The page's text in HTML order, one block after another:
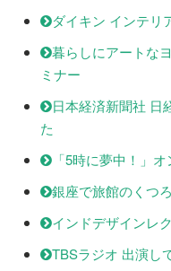
ダイキン インテリ
暮らしにアートな
ミナー
日本経済新聞社 日
た
「5時に夢中！」オ
銀座で旅館のくつ
インドデザインレ
TBSラジオ 出演し